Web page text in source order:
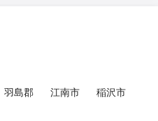
羽島郡 江南市
稲沢市